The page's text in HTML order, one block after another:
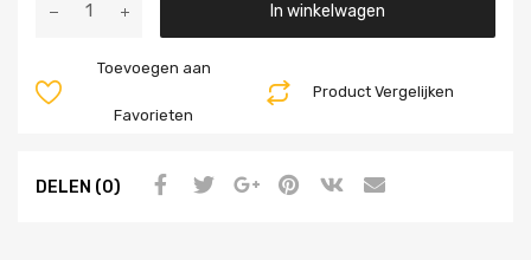
In winkelwagen
Product Vergelijken
Toevoegen aan
Favorieten
DELEN (0)